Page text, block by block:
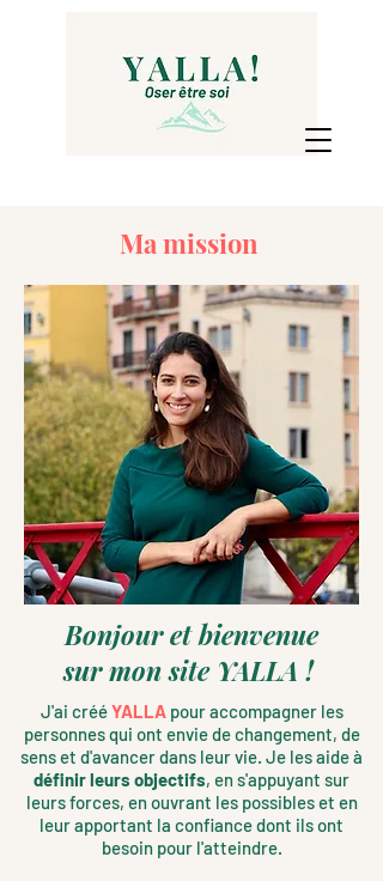
Ma mission
Bonjour et bienvenue
sur mon site YALLA !
J'ai crééYALLApour accompagner les
personnes qui ont envie de changement, de
sens et d'avancer dans leur vie. Je les aide à
définir leurs objectifs, en s'appuyant sur
leurs forces, en ouvrant les possibles et en
leur apportant la confiance dont ils ont
besoin pour l'atteindre.